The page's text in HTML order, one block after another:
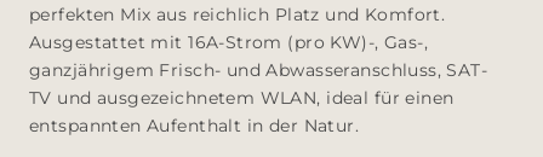
perfekten Mix aus reichlich Platz und Komfort.
Ausgestattet mit 16A-Strom (pro KW)-, Gas-,
ganzjährigem Frisch- und Abwasseranschluss, SAT-
TV und ausgezeichnetem WLAN, ideal für einen
entspannten Aufenthalt in der Natur.